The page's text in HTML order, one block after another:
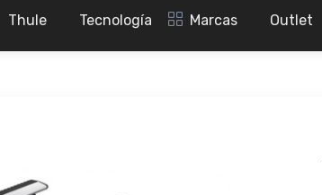
Thule Tecnología Marcas Outlet